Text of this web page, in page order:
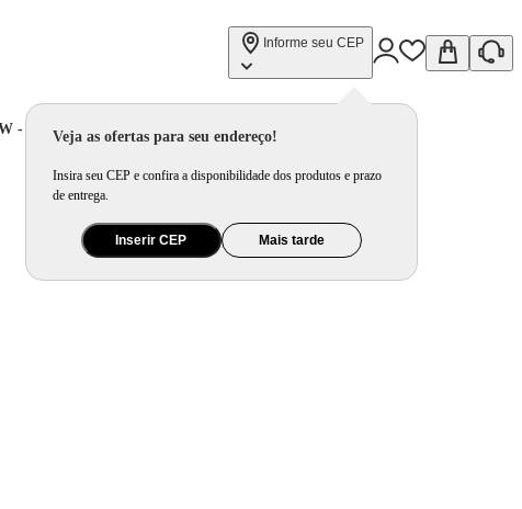
Informe seu CEP
Veja as ofertas para seu endereço!
Insira seu CEP e confira a disponibilidade dos produtos e prazo
de entrega.
Inserir CEP Mais tarde
- Preta